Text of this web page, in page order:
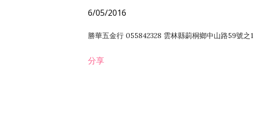
6/05/2016
勝華五金行 055842328 雲林縣莿桐鄉中山路59號之1
分享